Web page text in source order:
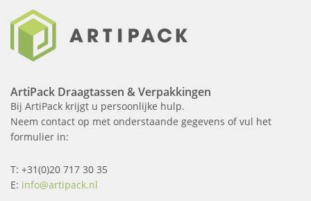
ArtiPack Draagtassen & Verpakkingen
Bij ArtiPack krijgt u persoonlijke hulp.
Neem contact op met onderstaande gegevens of vul het
formulier in:
T: +31(0)20 717 30 35
E: info@artipack.nl